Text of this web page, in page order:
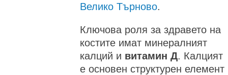
Велико Търново.
Ключова роля за здравето на
костите имат минералният
калций и витамин Д. Калцият
е основен структурен елемент